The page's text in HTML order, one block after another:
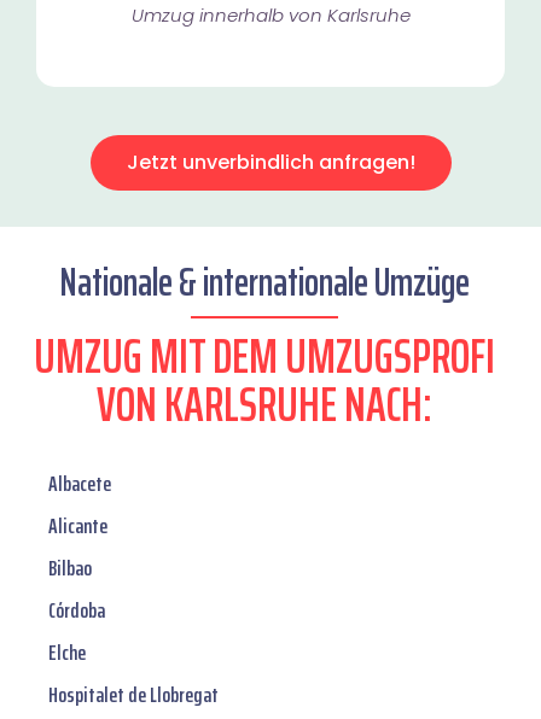
Umzug innerhalb von Karlsruhe​
Jetzt unverbindlich anfragen!
Nationale & internationale Umzüge
UMZUG MIT DEM UMZUGSPROFI
VON KARLSRUHE NACH:
Albacete
Alicante
Bilbao
Córdoba
Elche
Hospitalet de Llobregat